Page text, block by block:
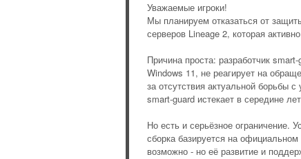
Уважаемые игроки!
Мы планируем отказаться от
серверов Lineage 2, которая
Причина проста: разработчик
Windows 11, не реагирует на
за отсутствия актуальной борьбы
smart-guard истекает в середине
Но есть и серьёзное ограничение.
сборка базируется на
возможно - но её развитие и